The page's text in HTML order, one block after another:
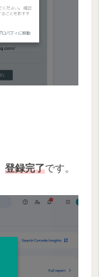
登録完了です。